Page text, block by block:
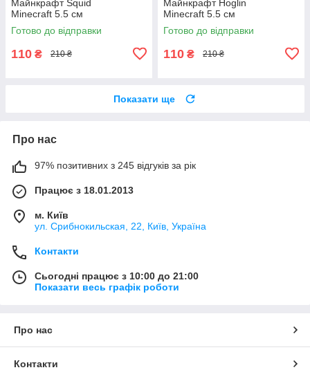
Майнкрафт Squid
Minecraft 5.5 см
Готово до відправки
110 ₴ 210 ₴
Майнкрафт Hoglin
Minecraft 5.5 см
Готово до відправки
110 ₴ 210 ₴
Показати ще
Про нас
97% позитивних з 245 відгуків за рік
Працює з 18.01.2013
м. Київ
ул. Срибнокильская, 22, Київ, Україна
Контакти
Сьогодні працює з 10:00 до 21:00
Показати весь графік роботи
Про нас
Контакти